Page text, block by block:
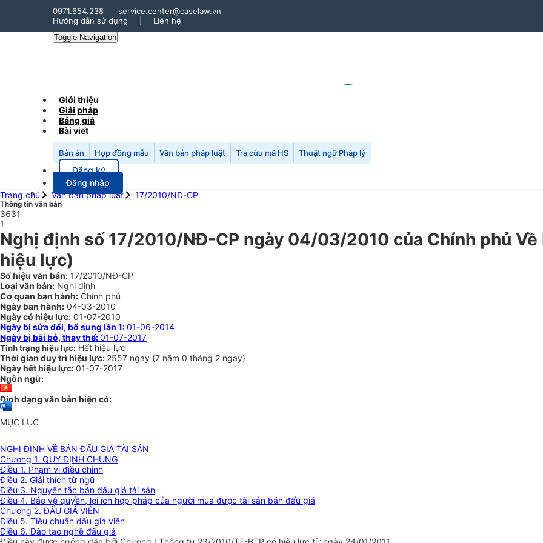
0971.654.238
service.center@caselaw.vn
Hướng dẫn sử dụng
Liên hệ
Toggle Navigation
Giới thiệu
Giải pháp
Bảng giá
Bài viết
Bản án Hợp đồng mẫu Văn bản pháp luật Tra cứu mã HS Thuật ngữ Pháp lý
Đăng ký
Đăng nhập
Trang chủ
Văn bản pháp luật 17/2010/NĐ-CP
Thông tin văn bản
3631
1
Nghị định số 17/2010/NĐ-CP ngày 04/03/2010 của Chính phủ Về
hiệu lực)
Số hiệu văn bản: 17/2010/NĐ-CP
Loại văn bản: Nghị định
Cơ quan ban hành: Chính phủ
Ngày ban hành: 04-03-2010
Ngày có hiệu lực: 01-07-2010
Ngày bị sửa đổi, bổ sung lần 1:01-06-2014
Ngày bị bãi bỏ, thay thế:01-07-2017
Tình trạng hiệu lực: Hết hiệu lực
Thời gian duy trì hiệu lực: 2557 ngày (7 năm 0 tháng 2 ngày)
Ngày hết hiệu lực:01-07-2017
Ngôn ngữ:
Định dạng văn bản hiện có:
MỤC LỤC
NGHỊ ĐỊNH VỀ BÁN ĐẤU GIÁ TÀI SẢN
Chương 1. QUY ĐỊNH CHUNG
Điều 1. Phạm vi điều chỉnh
Điều 2. Giải thích từ ngữ
Điều 3. Nguyên tắc bán đấu giá tài sản
Điều 4. Bảo vệ quyền, lợi ích hợp pháp của người mua được tài sản bán đấu giá
Chương 2. ĐẤU GIÁ VIÊN
Điều 5. Tiêu chuẩn đấu giá viên
Điều 6. Đào tạo nghề đấu giá